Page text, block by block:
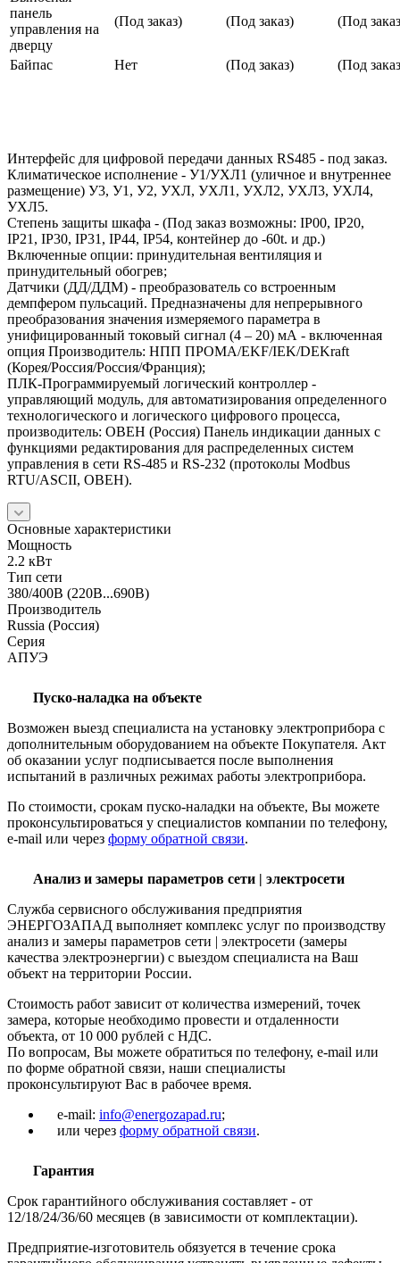
панель
управления на
дверцу
(Под заказ) (Под заказ) (Под
Байпас Нет (Под заказ) (Под
Интерфейс для цифровой передачи данных RS485 - под заказ.
Климатическое исполнение - У1/УХЛ1 (уличное и внутреннее
размещение) У3, У1, У2, УХЛ, УХЛ1, УХЛ2, УХЛ3, УХЛ4,
УХЛ5.
Степень защиты шкафа - (Под заказ возможны: IP00, IP20,
IP21, IP30, IP31, IP44, IP54, контейнер до -60t. и др.)
Включенные опции: принудительная вентиляция и
принудительный обогрев;
Датчики (ДД/ДДМ) - преобразователь со встроенным
демпфером пульсаций. Предназначены для непрерывного
преобразования значения измеряемого параметра в
унифицированный токовый сигнал (4 – 20) мА - включенная
опция Производитель: НПП ПРОМА/EKF/IEK/DEKraft
(Корея/Россия/Россия/Франция);
ПЛК-Программируемый логический контроллер -
управляющий модуль, для автоматизирования определенного
технологического и логического цифрового процесса,
производитель: ОВЕН (Россия) Панель индикации данных с
функциями редактирования для распределенных систем
управления в сети RS-485 и RS-232 (протоколы Modbus
RTU/ASCII, ОВЕН).
Основные характеристики
Мощность
2.2 кВт
Тип сети
380/400В (220В...690В)
Производитель
Russia (Россия)
Серия
АПУЭ
Пуско-наладка на объекте
Возможен выезд специалиста на установку электроприбора с
дополнительным оборудованием на объекте Покупателя. Акт
об оказании услуг подписывается после выполнения
испытаний в различных режимах работы электроприбора.
По стоимости, срокам пуско-наладки на объекте, Вы можете
проконсультироваться у специалистов компании по телефону,
e-mail или через форму обратной связи.
Анализ и замеры параметров сети | электросети
Служба сервисного обслуживания предприятия
ЭНЕРГОЗАПАД выполняет комплекс услуг по производству
анализ и замеры параметров сети | электросети (замеры
качества электроэнергии) с выездом специалиста на Ваш
объект на территории России.
Стоимость работ зависит от количества измерений, точек
замера, которые необходимо провести и отдаленности
объекта, от 10 000 рублей с НДС.
По вопросам, Вы можете обратиться по телефону, e-mail или
по форме обратной связи, наши специалисты
проконсультируют Вас в рабочее время.
e-mail: info@energozapad.ru;
или через форму обратной связи.
Гарантия
Срок гарантийного обслуживания составляет - от
12/18/24/36/60 месяцев (в зависимости от комплектации).
Предприятие-изготовитель обязуется в течение срока